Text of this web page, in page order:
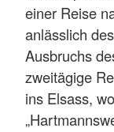
einer Reise
anlässlich
Ausbruchs
zweitägige
ins Elsass,